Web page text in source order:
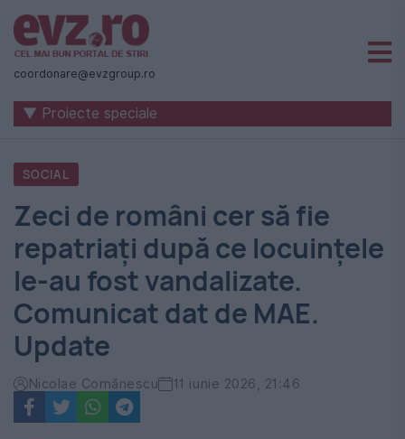
Știri
naționale
internaționale
România
-
Evenimentul
Zilei
coordonare@evzgroup.ro
▼ Proiecte speciale
SOCIAL
Zeci de români cer să fie
repatriați după ce locuințele
le-au fost vandalizate.
Comunicat dat de MAE.
Update
Nicolae Comănescu 11 iunie 2026, 21:46